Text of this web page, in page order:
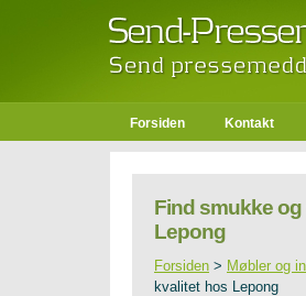
Forsiden Kontakt
Find smukke
Lepong
Forsiden > Møbler og
kvalitet hos Lepong